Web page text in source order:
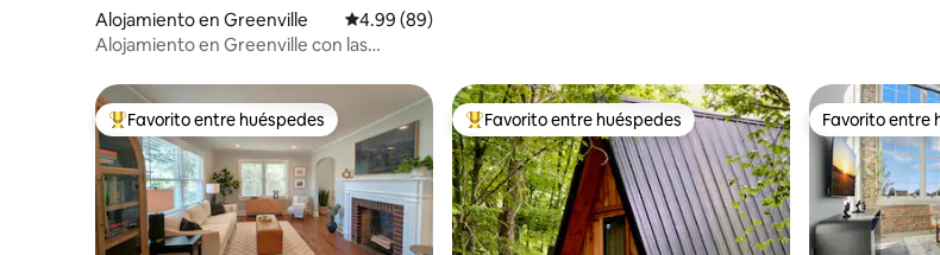
Alojamiento en Greenville Calificación promedio: 4.99 de 5, 89 reseñas
4.99 (89)
Alojamiento en Greenville con las
del centro de la ciudad
Favorito entre huéspedes preferido
Favorito entre huéspedes Favorito entre huéspedes preferido
Favorito entre huéspedes Favorito entre
Favorito entre